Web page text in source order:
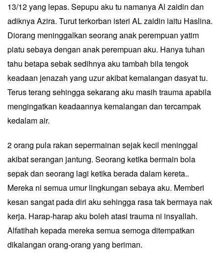
13/12 yang lepas. Sepupu aku tu namanya Al zaidin dan
adiknya Azira. Turut terkorban isteri AL zaidin iaitu Haslina.
Diorang meninggalkan seorang anak perempuan yatim
piatu sebaya dengan anak perempuan aku. Hanya tuhan
tahu betapa sebak sedihnya aku tambah bila tengok
keadaan jenazah yang uzur akibat kemalangan dasyat tu.
Terus terang sehingga sekarang aku masih trauma apabila
mengingatkan keadaannya kemalangan dan tercampak
kedalam air.
2 orang pula rakan sepermainan sejak kecil meninggal
akibat serangan jantung. Seorang ketika bermain bola
sepak dan seorang lagi ketika berada dalam kereta..
Mereka ni semua umur lingkungan sebaya aku. Memberi
kesan sangat pada diri aku sehingga rasa tak bermaya nak
kerja. Harap-harap aku boleh atasi trauma ni insyallah.
Alfatihah kepada mereka semua semoga ditempatkan
dikalangan orang-orang yang beriman.